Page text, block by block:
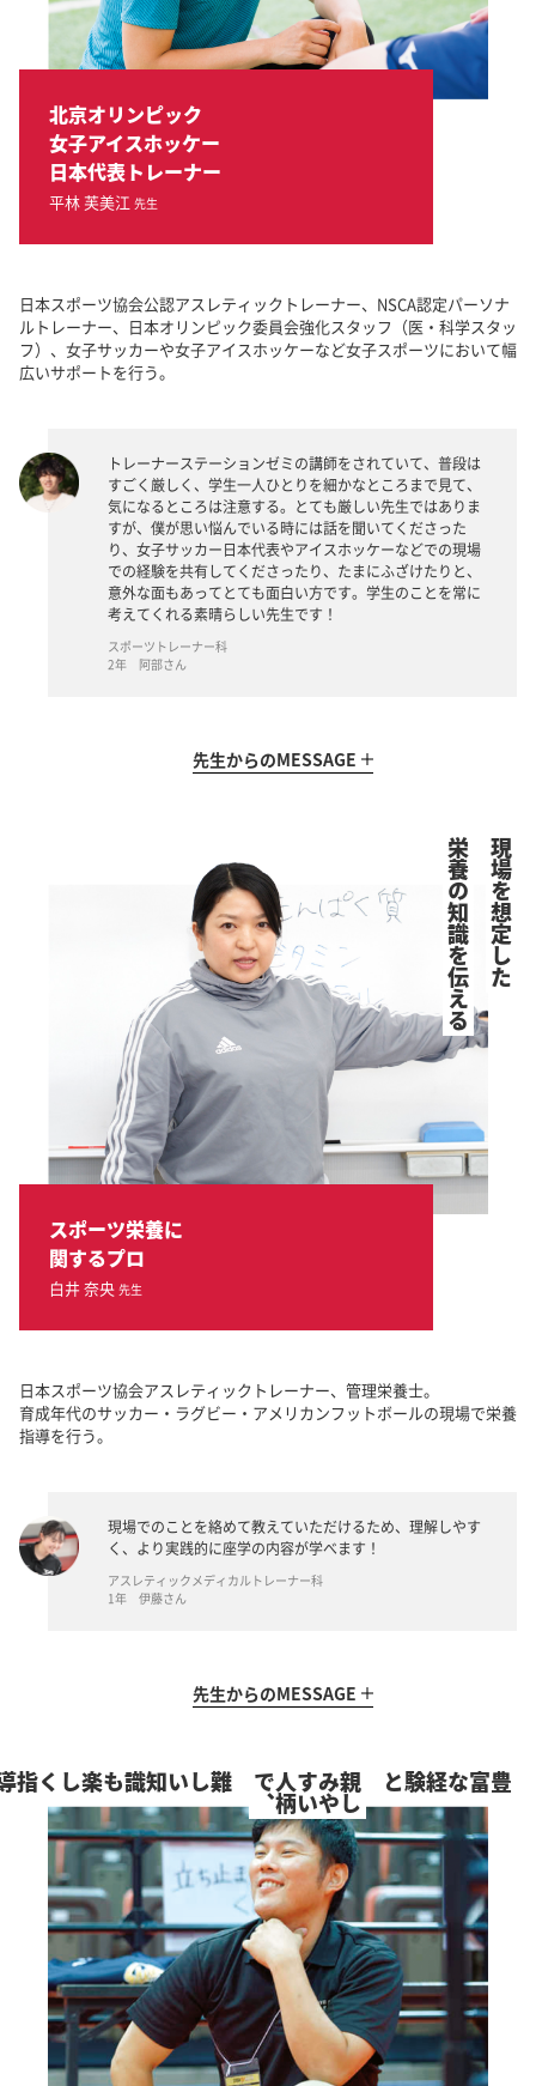
北京オリンピック
女子アイスホッケー
日本代表トレーナー
平林 芙美江 先生
日本スポーツ協会公認アスレティックトレーナー、NSCA認定パーソナ
ルトレーナー、日本オリンピック委員会強化スタッフ（医・科学スタッ
フ）、女子サッカーや女子アイスホッケーなど女子スポーツにおいて幅
広いサポートを行う。
トレーナーステーションゼミの講師をされていて、普段は
すごく厳しく、学生一人ひとりを細かなところまで見て、
気になるところは注意する。とても厳しい先生ではありま
すが、僕が思い悩んでいる時には話を聞いてくださった
り、女子サッカー日本代表やアイスホッケーなどでの現場
での経験を共有してくださったり、たまにふざけたりと、
意外な面もあってとても面白い方です。学生のことを常に
考えてくれる素晴らしい先生です！
スポーツトレーナー科
2年 阿部さん
先生からのMESSAGE
現場を想定した
栄養の知識を伝える
スポーツ栄養に
関するプロ
白井 奈央 先生
日本スポーツ協会アスレティックトレーナー、管理栄養士。
育成年代のサッカー・ラグビー・アメリカンフットボールの現場で栄養
指導を行う。
現場でのことを絡めて教えていただけるため、理解しやす
く、より実践的に座学の内容が学べます！
アスレティックメディカルトレーナー科
1年 伊藤さん
先生からのMESSAGE
豊富な経験と
親
し
み
や
す
い
人
柄
で
、
も楽しく指導